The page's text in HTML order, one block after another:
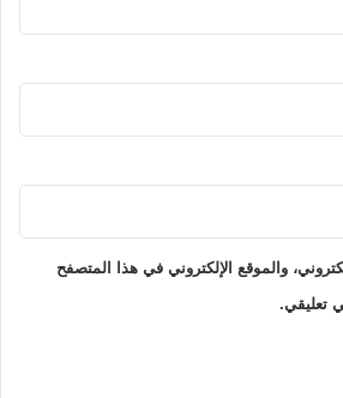
والموقع الإلكتروني في هذا المتصفح
تعليقي.